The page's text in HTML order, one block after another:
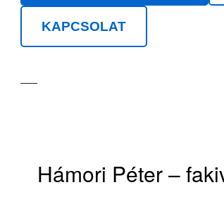
KAPCSOLAT
Hámori Péter –